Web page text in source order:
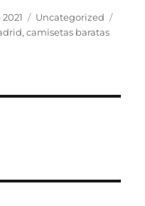
Categorías
Uncategorized
,camisetas baratas